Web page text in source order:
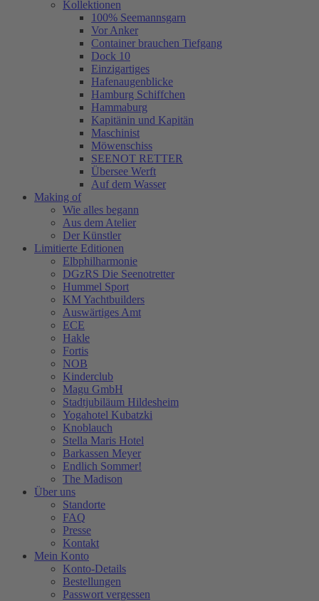
Kollektionen
100% Seemannsgarn
Vor Anker
Container brauchen Tiefgang
Dock 10
Einzigartiges
Hafenaugen­blicke
Hamburg Schiffchen
Hammaburg
Kapitänin und Kapitän
Maschinist
Möwenschiss
SEENOT RETTER
Übersee Werft
Auf dem Wasser
Making of
Wie alles begann
Aus dem Atelier
Der Künstler
Limitierte Editionen
Elbphilharmonie
DGzRS Die Seenotretter
Hummel Sport
KM Yachtbuilders
Auswärtiges Amt
ECE
Hakle
Fortis
NOB
Kinderclub
Magu GmbH
Stadtjubiläum Hildesheim
Yogahotel Kubatzki
Knoblauch
Stella Maris Hotel
Barkassen Meyer
Endlich Sommer!
The Madison
Über uns
Standorte
FAQ
Presse
Kontakt
Mein Konto
Konto-Details
Bestellungen
Passwort vergessen